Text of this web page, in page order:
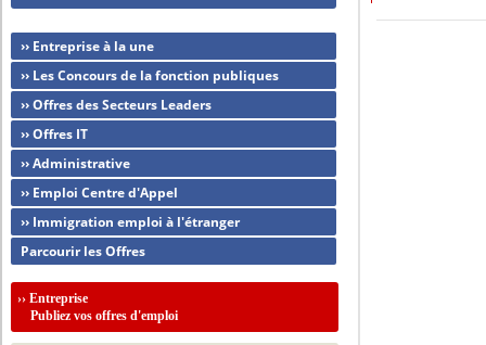
›› Entreprise à la une
›› Les Concours de la fonction publiques
›› Offres des Secteurs Leaders
›› Offres IT
›› Administrative
›› Emploi Centre d'Appel
›› Immigration emploi à l'étranger
Parcourir les Offres
››Entreprise
Publiez vos offres d'emploi